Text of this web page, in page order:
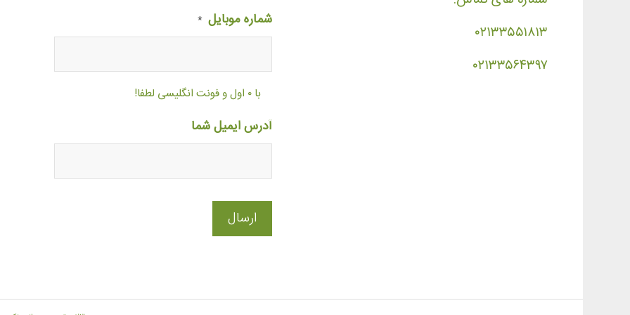
۰۲۱۳۳۵۵۱۸۱۳
۰۲۱۳۳۵۶۴۳۹۷
شماره موبایل *
با ۰ اول و فونت انگلیسی لطفا!
آدرس ایمیل شما